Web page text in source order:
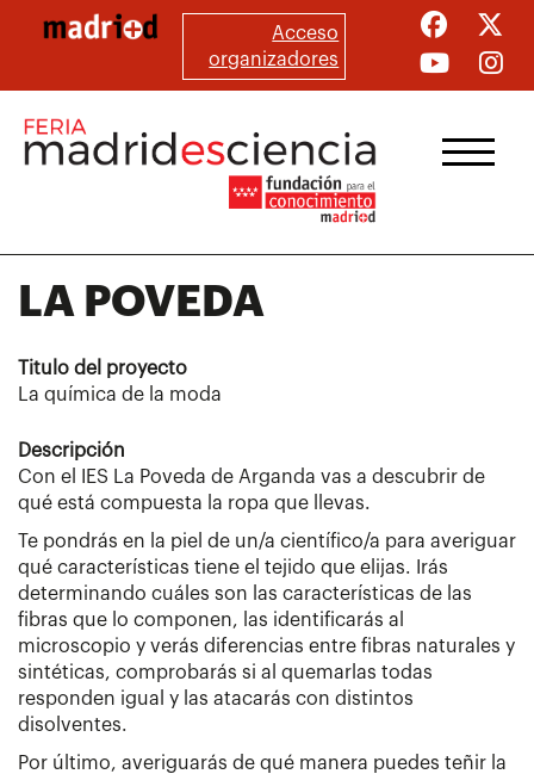
principal
Acceso
organizadores
LA POVEDA
Titulo del proyecto
La química de la moda
Descripción
Con el IES La Poveda de Arganda vas a descubrir de
qué está compuesta la ropa que llevas.
Te pondrás en la piel de un/a científico/a para averiguar
qué características tiene el tejido que elijas. Irás
determinando cuáles son las características de las
fibras que lo componen, las identificarás al
microscopio y verás diferencias entre fibras naturales y
sintéticas, comprobarás si al quemarlas todas
responden igual y las atacarás con distintos
disolventes.
Por último, averiguarás de qué manera puedes teñir la